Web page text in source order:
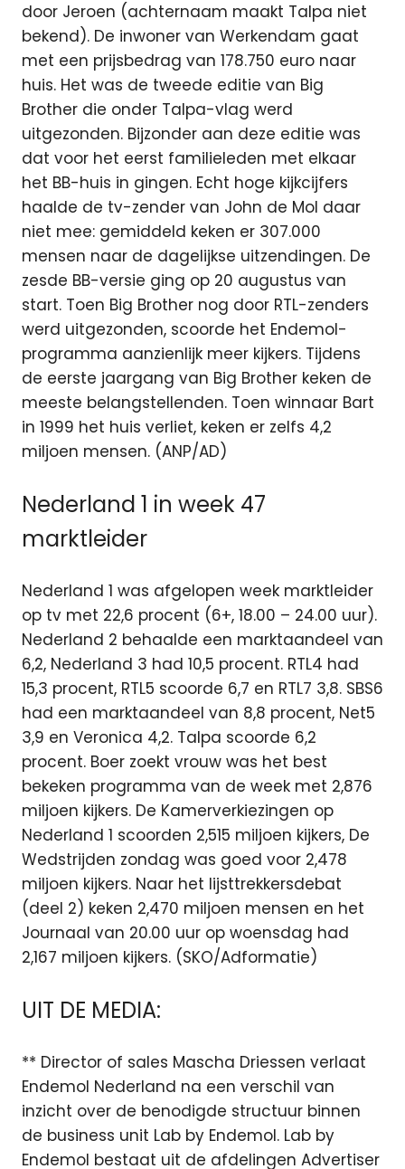
door Jeroen (achternaam maakt Talpa niet
bekend). De inwoner van Werkendam gaat
met een prijsbedrag van 178.750 euro naar
huis. Het was de tweede editie van Big
Brother die onder Talpa-vlag werd
uitgezonden. Bijzonder aan deze editie was
dat voor het eerst familieleden met elkaar
het BB-huis in gingen. Echt hoge kijkcijfers
haalde de tv-zender van John de Mol daar
niet mee: gemiddeld keken er 307.000
mensen naar de dagelijkse uitzendingen. De
zesde BB-versie ging op 20 augustus van
start. Toen Big Brother nog door RTL-zenders
werd uitgezonden, scoorde het Endemol-
programma aanzienlijk meer kijkers. Tijdens
de eerste jaargang van Big Brother keken de
meeste belangstellenden. Toen winnaar Bart
in 1999 het huis verliet, keken er zelfs 4,2
miljoen mensen. (ANP/AD)
Nederland 1 in week 47
marktleider
Nederland 1 was afgelopen week marktleider
op tv met 22,6 procent (6+, 18.00 – 24.00 uur).
Nederland 2 behaalde een marktaandeel van
6,2, Nederland 3 had 10,5 procent. RTL4 had
15,3 procent, RTL5 scoorde 6,7 en RTL7 3,8. SBS6
had een marktaandeel van 8,8 procent, Net5
3,9 en Veronica 4,2. Talpa scoorde 6,2
procent. Boer zoekt vrouw was het best
bekeken programma van de week met 2,876
miljoen kijkers. De Kamerverkiezingen op
Nederland 1 scoorden 2,515 miljoen kijkers, De
Wedstrijden zondag was goed voor 2,478
miljoen kijkers. Naar het lijsttrekkersdebat
(deel 2) keken 2,470 miljoen mensen en het
Journaal van 20.00 uur op woensdag had
2,167 miljoen kijkers. (SKO/Adformatie)
UIT DE MEDIA:
** Director of sales Mascha Driessen verlaat
Endemol Nederland na een verschil van
inzicht over de benodigde structuur binnen
de business unit Lab by Endemol. Lab by
Endemol bestaat uit de afdelingen Advertiser